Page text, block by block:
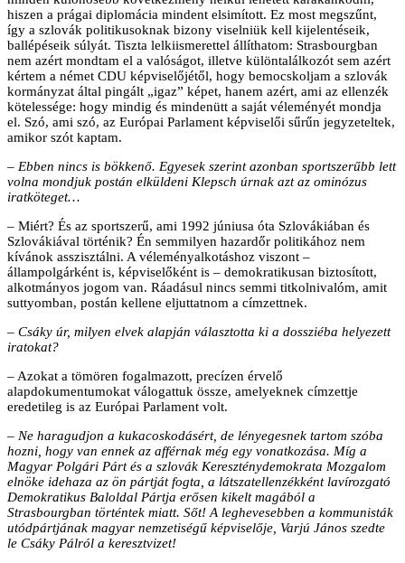
hiszen a prágai diplomácia mindent elsimított. Ez most megszűnt,
így a szlovák politikusoknak bizony viselniük kell kijelentéseik,
ballépéseik súlyát. Tiszta lelkiismerettel állíthatom: Strasbourgban
nem azért mondtam el a valóságot, illetve különtalálkozót sem azért
kértem a német CDU képviselőjétől, hogy bemocskoljam a szlovák
kormányzat által pingált „igaz” képet, hanem azért, ami az ellenzék
kötelessége: hogy mindig és mindenütt a saját véleményét mondja
el. Szó, ami szó, az Európai Parlament képviselői sűrűn jegyzeteltek,
amikor szót kaptam.
– Ebben nincs is bökkenő. Egyesek szerint azonban sportszerűbb lett
volna mondjuk postán elküldeni Klepsch úrnak azt az ominózus
iratköteget…
– Miért? És az sportszerű, ami 1992 júniusa óta Szlovákiában és
Szlovákiával történik? Én semmilyen hazardőr politikához nem
kívánok asszisztálni. A véleményalkotáshoz viszont –
állampolgárként is, képviselőként is – demokratikusan biztosított,
alkotmányos jogom van. Ráadásul nincs semmi titkolnivalóm, amit
suttyomban, postán kellene eljuttatnom a címzettnek.
– Csáky úr, milyen elvek alapján választotta ki a dossziéba helyezett
iratokat?
– Azokat a tömören fogalmazott, precízen érvelő
alapdokumentumokat válogattuk össze, amelyeknek címzettje
eredetileg is az Európai Parlament volt.
– Ne haragudjon a kukacoskodásért, de lényegesnek tartom szóba
hozni, hogy van ennek az afférnak még egy vonatkozása. Míg a
Magyar Polgári Párt és a szlovák Kereszténydemokrata Mozgalom
elnöke idehaza az ön pártját fogta, a látszatellenzékként lavírozgató
Demokratikus Baloldal Pártja erősen kikelt magából a
Strasbourgban történtek miatt. Sőt! A leghevesebben a kommunisták
utódpártjának magyar nemzetiségű képviselője, Varjú János szedte
le Csáky Pálról a keresztvizet!